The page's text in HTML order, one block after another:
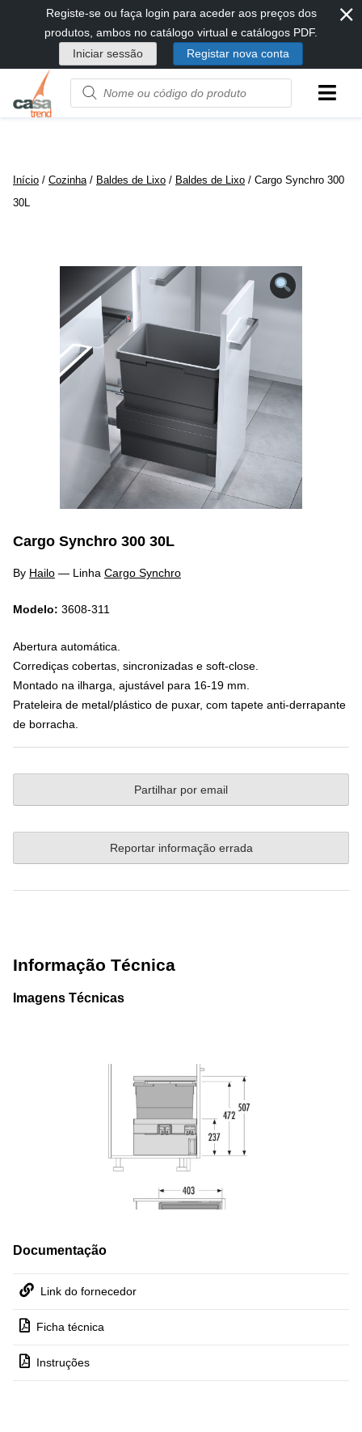
diretamente
conteúdo
Registe-se ou faça login para aceder aos preços dos
produtos, ambos no catálogo virtual e catálogos PDF.
Iniciar sessão
Registar nova conta
⨯
Product
name
Início / Cozinha / Baldes de Lixo / Baldes de Lixo / Cargo Synchro 300
30L
Cargo Synchro 300 30L
By Hailo — Linha Cargo Synchro
Modelo: 3608-311
Abertura automática.
Corrediças cobertas, sincronizadas e soft-close.
Montado na ilharga, ajustável para 16-19 mm.
Prateleira de metal/plástico de puxar, com tapete anti-derrapante
de borracha.
Partilhar por email
Reportar informação errada
Informação Técnica
Imagens Técnicas
Documentação
Link do fornecedor
Ficha técnica
Instruções